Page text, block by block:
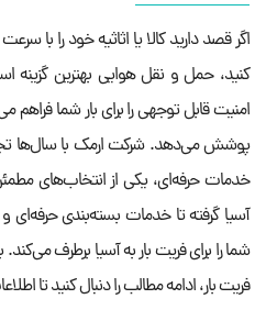
اگر قصد دارید کالا یا اثاثیه خود را با
کنید، حمل و نقل هوایی بهترین گزینه
امنیت قابل‌ توجهی را برای بار شما فراهم
پوشش می‌دهد. شرکت ارمک با سال‌ها
خدمات حرفه‌ای، یکی از انتخاب‌های
آسیا گرفته تا خدمات بسته‌بندی حرفه‌ای و
شما را برای فریت بار به آسیا برطرف
فریت بار، ادامه مطالب را دنبال کنید تا